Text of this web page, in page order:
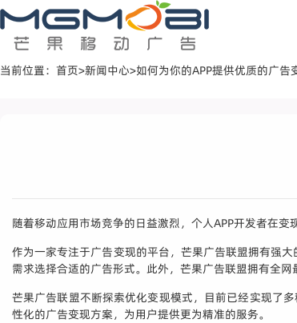
当前位置： 首页>新闻中心>如何为你的APP提供优质的广告
随着移动应用市场竞争的日益激烈，个人APP开发者在
作为一家专注于广告变现的平台，芒果广告联盟拥有强
需求选择合适的广告形式。此外，芒果广告联盟拥有全
芒果广告联盟不断探索优化变现模式，目前已经实现了
性化的广告变现方案，为用户提供更为精准的服务。